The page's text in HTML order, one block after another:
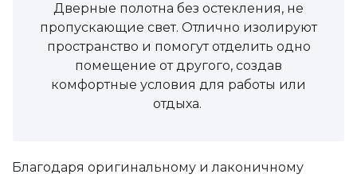
Дверные полотна без остекления, не
пропускающие свет. Отлично изолируют
пространство и помогут отделить одно
помещение от другого, создав
комфортные условия для работы или
отдыха.
Благодаря оригинальному и лаконичному